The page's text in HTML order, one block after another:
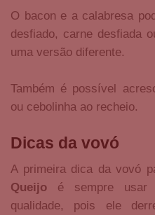
O bacon e a calabresa
desfiado, carne desfiada
uma versão diferente.
Também é possível
ou cebolinha ao recheio.
Dicas da vovó
A primeira dica da vovó
Queijo é sempre usar
qualidade, pois ele